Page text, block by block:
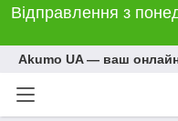
Відправлення з
Akumo UA — ваш